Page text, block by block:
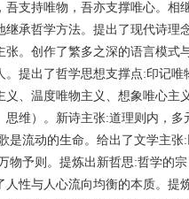
吾支持唯物，吾亦支撑唯心。相
继承哲学方法。提出了现代诗理
张。创作了繁多之深的语言模
。提出了哲学思想支撑点:印记
义、温度唯物主义、想象唯心主
思维）。新诗主张:道理则内，
是流动的生命。给出了文学主
物予则。提炼出新哲思:哲学的
人性与人心流向均衡的本质。